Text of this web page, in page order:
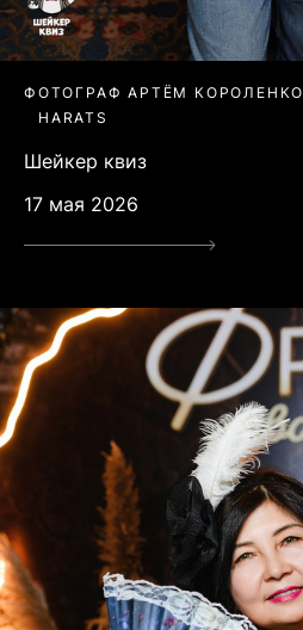
ФОТОГРАФ АРТЁМ КОРОЛЕНКО
HARATS
Шейкер квиз
17 мая 2026